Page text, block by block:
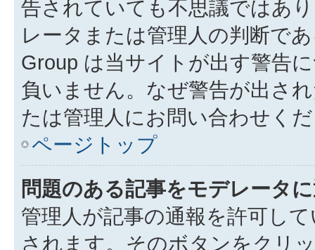
告されていても不思議ではあ
レータまたは管理人の判断で
Group は当サイトが出す警告
負いません。なぜ警告が出さ
たは管理人にお問い合わせく
ページトップ
問題のある記事をモデレータ
管理人が記事の通報を許可し
されます。そのボタンをクリ